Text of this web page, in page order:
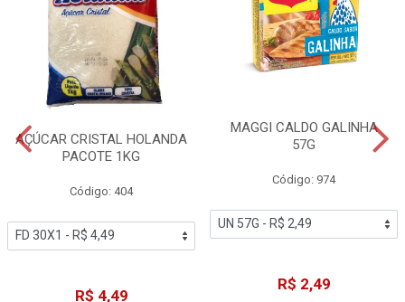
AÇÚCAR CRISTAL HOLANDA
PACOTE 1KG
Código: 404
R$ 4,49
MAGGI CALDO GALINHA
57G
Código: 974
R$ 2,49